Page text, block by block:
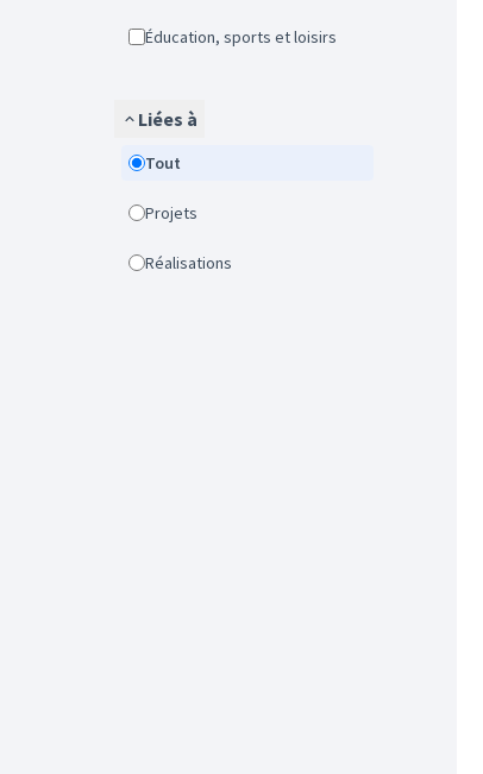
Éducation, sports et loisirs
Liées à
Tout
Projets
Réalisations